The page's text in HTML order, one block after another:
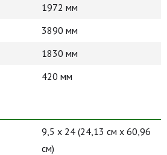
1972 мм
3890 мм
1830 мм
420 мм
9,5 x 24 (24,13 см x 60,96
см)